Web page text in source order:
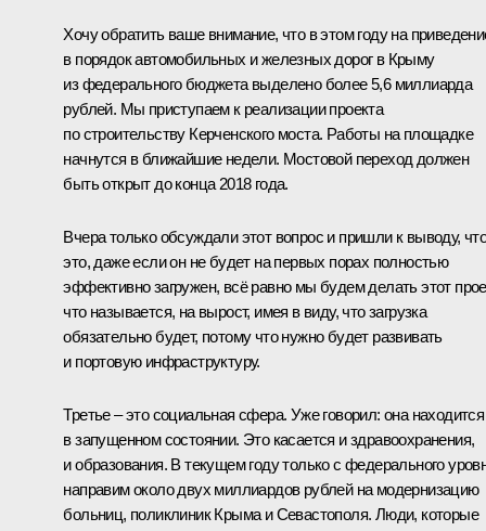
Хочу обратить ваше внимание, что в этом году на
в порядок автомобильных и железных дорог в Крыму
из федерального бюджета выделено более 5,6 миллиарда
рублей. Мы приступаем к реализации проекта
по строительству Керченского моста. Работы на площадке
начнутся в ближайшие недели. Мостовой переход должен
быть открыт до конца 2018 года.
Вчера только обсуждали этот вопрос и пришли к выводу,
это, даже если он не будет на первых порах полностью
эффективно загружен, всё равно мы будем делать этот
что называется, на вырост, имея в виду, что загрузка
обязательно будет, потому что нужно будет развивать
и портовую инфраструктуру.
Третье – это социальная сфера. Уже говорил: она находится
в запущенном состоянии. Это касается и здравоохранения,
и образования. В текущем году только с федерального
направим около двух миллиардов рублей на модернизацию
больниц, поликлиник Крыма и Севастополя. Люди, которые